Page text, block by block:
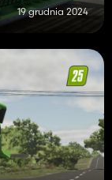
19 grudnia 2024